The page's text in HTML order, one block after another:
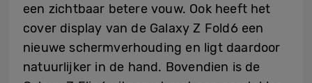
een zichtbaar betere vouw. Ook heeft het
cover display van de Galaxy Z Fold6 een
nieuwe schermverhouding en ligt daardoor
natuurlijker in de hand. Bovendien is de